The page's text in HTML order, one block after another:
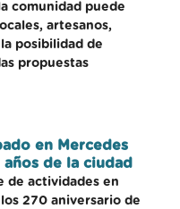
comunidad puede
artesanos,
posibilidad de
propuestas
en Mercedes
de la ciudad
de actividades en
270 aniversario de